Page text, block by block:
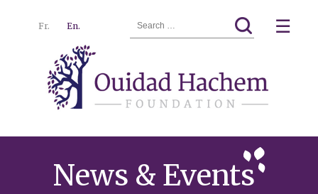
Hachem
Fr. En.
for:
☰
News & Events